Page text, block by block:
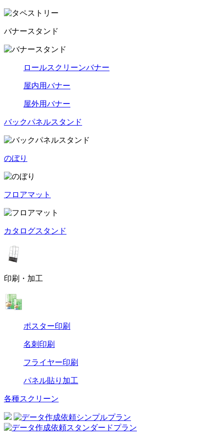
バナースタンド
ロールスクリーンバナー
屋内用バナー
屋外用バナー
バックパネルスタンド
のぼり
フロアマット
カタログスタンド
印刷・加工
ポスター印刷
名刺印刷
フライヤー印刷
パネル貼り加工
各種スクリーン